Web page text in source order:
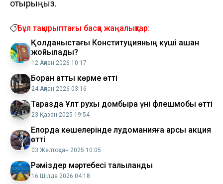
отырыңыз.
Бұл тақырыптағы басқа жаңалықтар:
Қолданыстағы Конституцияның күші қашан
жойылады?
12 Ақпан 2026 10:17
Боран атты көрме өтті
24 Ақпан 2026 03:16
Таразда Ұлт рухы домбыра үні флешмобы өтті
23 Қазан 2025 19:54
Елорда көшелерінде лудоманияға қарсы акция
өтті
03 Желтоқсан 2025 10:05
Рәміздер мәртебесі талқыланды
16 Шілде 2026 04:18